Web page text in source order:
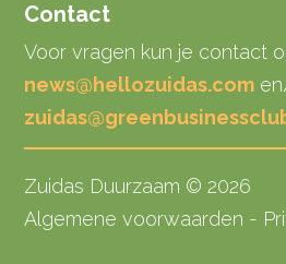
Contact
Voor vragen kun je contact
news@hellozuidas.com
Zuidas Duurzaam © 2026
Algemene voorwaarden -